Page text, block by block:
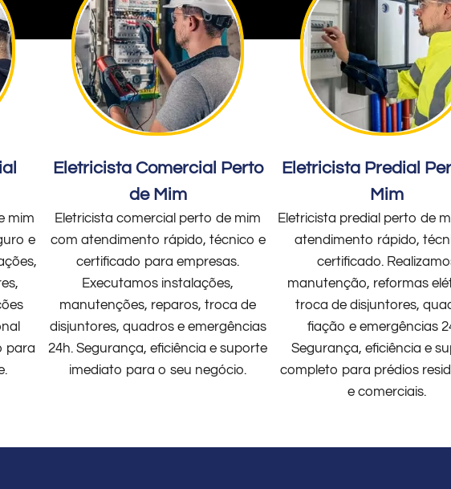
mim
e
para
Eletricista Comercial Perto
de Mim
Eletricista comercial perto de mim
com atendimento rápido, técnico e
certificado para empresas.
Executamos instalações,
manutenções, reparos, troca de
disjuntores, quadros e emergências
24h. Segurança, eficiência e suporte
imediato para o seu negócio.
Eletricista Predial
Mim
Eletricista predial perto de
atendimento rápido,
certificado.
manutenção, reformas
troca de disjuntores,
fiação e emergências
Segurança, eficiência e
completo para prédios
e comerciais.